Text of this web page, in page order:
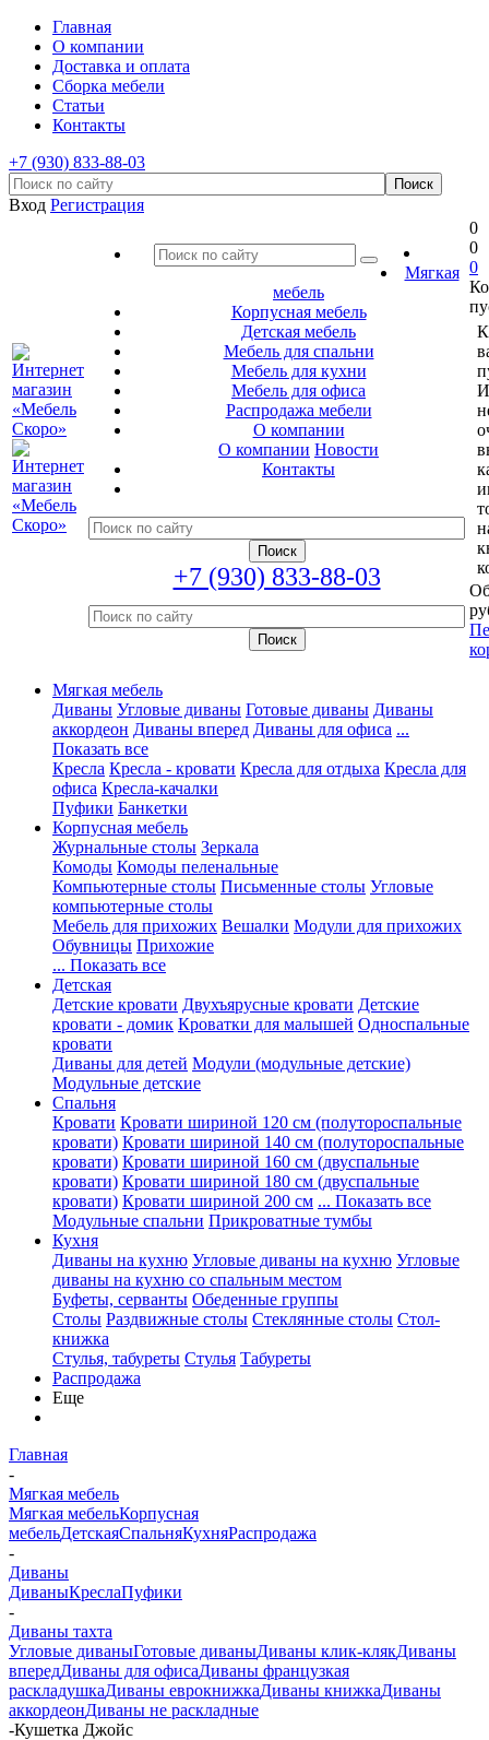
Главная
О компании
Доставка и оплата
Сборка мебели
Статьи
Контакты
+7 (930) 833-88-03
Вход Регистрация
Мягкая
мебель
Корпусная мебель
Детская мебель
Мебель для спальни
Мебель для кухни
Мебель для офиса
Распродажа мебели
О компании
О компании Новости
Контакты
+7 (930) 833-88-03
0
0
0
Мягкая мебель
Диваны Угловые диваны Готовые диваны Диваны
аккордеон Диваны вперед Диваны для офиса ...
Показать все
Кресла Кресла - кровати Кресла для отдыха Кресла для
офиса Кресла-качалки
Пуфики Банкетки
Корпусная мебель
Журнальные столы Зеркала
Комоды Комоды пеленальные
Компьютерные столы Письменные столы Угловые
компьютерные столы
Мебель для прихожих Вешалки Модули для прихожих
Обувницы Прихожие
... Показать все
Детская
Детские кровати Двухъярусные кровати Детские
кровати - домик Кроватки для малышей Односпальные
кровати
Диваны для детей Модули (модульные детские)
Модульные детские
Спальня
Кровати Кровати шириной 120 см (полутороспальные
кровати) Кровати шириной 140 см (полутороспальные
кровати) Кровати шириной 160 см (двуспальные
кровати) Кровати шириной 180 см (двуспальные
кровати) Кровати шириной 200 см ... Показать все
Модульные спальни Прикроватные тумбы
Кухня
Диваны на кухню Угловые диваны на кухню Угловые
диваны на кухню со спальным местом
Буфеты, серванты Обеденные группы
Столы Раздвижные столы Стеклянные столы Стол-
книжка
Стулья, табуреты Стулья Табуреты
Распродажа
Еще
Главная
-
Мягкая мебель
Мягкая мебельКорпусная
мебельДетскаяСпальняКухняРаспродажа
-
Диваны
ДиваныКреслаПуфики
-
Диваны тахта
Угловые диваныГотовые диваныДиваны клик-клякДиваны
впередДиваны для офисаДиваны французкая
раскладушкаДиваны еврокнижкаДиваны книжкаДиваны
аккордеонДиваны не раскладные
-Кушетка Джойс